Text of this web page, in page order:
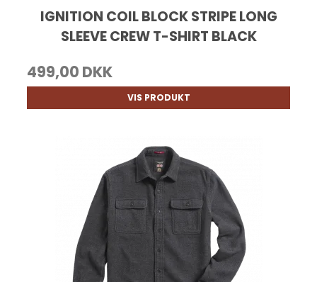
IGNITION COIL BLOCK STRIPE LONG
SLEEVE CREW T-SHIRT BLACK
499,00 DKK
VIS PRODUKT